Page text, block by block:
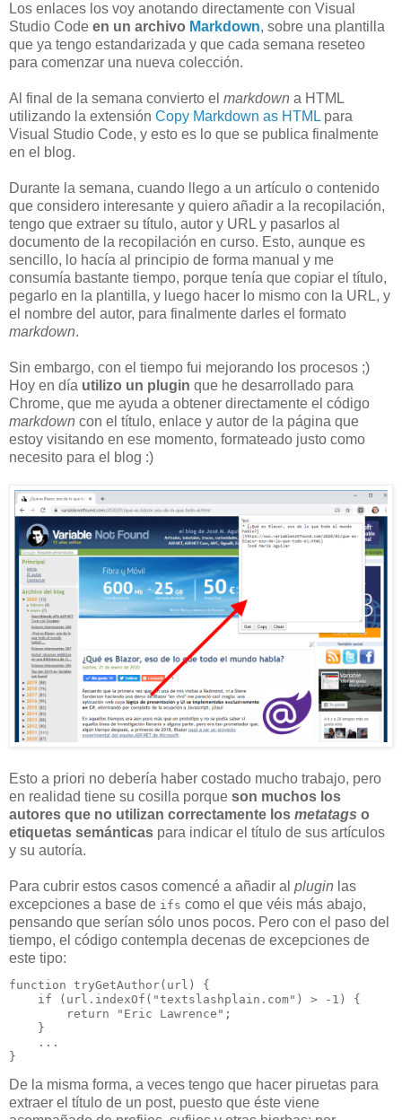
Los enlaces los voy anotando directamente con Visual
Studio Code en un archivo Markdown, sobre una plantilla
que ya tengo estandarizada y que cada semana reseteo
para comenzar una nueva colección.
Al final de la semana convierto el markdown a HTML
utilizando la extensión Copy Markdown as HTML para
Visual Studio Code, y esto es lo que se publica finalmente
en el blog.
Durante la semana, cuando llego a un artículo o contenido
que considero interesante y quiero añadir a la recopilación,
tengo que extraer su título, autor y URL y pasarlos al
documento de la recopilación en curso. Esto, aunque es
sencillo, lo hacía al principio de forma manual y me
consumía bastante tiempo, porque tenía que copiar el título,
pegarlo en la plantilla, y luego hacer lo mismo con la URL, y
el nombre del autor, para finalmente darles el formato
markdown.
Sin embargo, con el tiempo fui mejorando los procesos ;)
Hoy en día utilizo un plugin que he desarrollado para
Chrome, que me ayuda a obtener directamente el código
markdown con el título, enlace y autor de la página que
estoy visitando en ese momento, formateado justo como
necesito para el blog :)
Esto a priori no debería haber costado mucho trabajo, pero
en realidad tiene su cosilla porque son muchos los
autores que no utilizan correctamente los metatags o
etiquetas semánticas para indicar el título de sus artículos
y su autoría.
Para cubrir estos casos comencé a añadir al plugin las
excepciones a base de ifs como el que véis más abajo,
pensando que serían sólo unos pocos. Pero con el paso del
tiempo, el código contempla decenas de excepciones de
este tipo:
function tryGetAuthor(url) {
    if (url.indexOf("textslashplain.com") > -1) {
        return "Eric Lawrence";
    }
    ...
De la misma forma, a veces tengo que hacer piruetas para
extraer el título de un post, puesto que éste viene